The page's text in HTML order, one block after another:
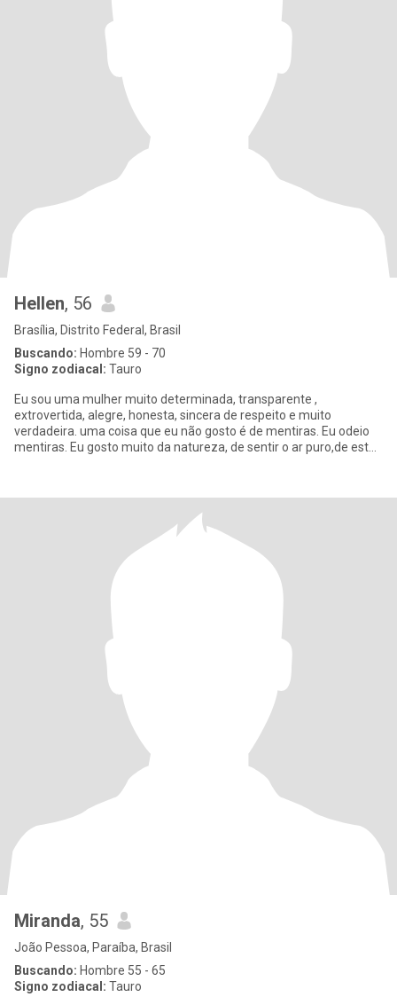
Hellen, 56
Brasília, Distrito Federal, Brasil
Buscando: Hombre 59 - 70
Signo zodiacal: Tauro
Eu sou uma mulher muito determinada, transparente ,
extrovertida, alegre, honesta, sincera de respeito e muito
verdadeira. uma coisa que eu não gosto é de mentiras. Eu odeio
mentiras. Eu gosto muito da natureza, de sentir o ar puro,de estar
Miranda, 55
João Pessoa, Paraíba, Brasil
Buscando: Hombre 55 - 65
Signo zodiacal: Tauro